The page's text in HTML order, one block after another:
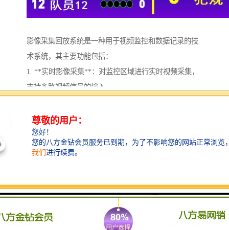
影像采集回放系统是一种用于视频监控和数据记录的技
术系统，其主要功能包括：
1. **实时影像采集**：对监控区域进行实时视频采集，
支持多路视频信号的输入。
选择本地存储或云存储，确保数据安全性和可访问性。
3. **影像回放**：用户可以随时选择时间段进行影像回
放，查看历史记录，支持快进、快退、暂停等操作。
索，便于查找特定视频片段。
5. **报警与通知**：系统可设置警报功能，在发生异常
情况时（如运动侦测、画面遮挡等）即时发送通知。